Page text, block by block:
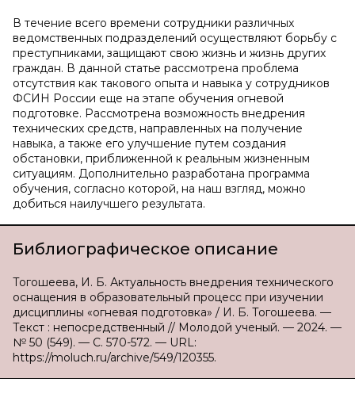
В течение всего времени сотрудники различных
ведомственных подразделений осуществляют борьбу с
преступниками, защищают свою жизнь и жизнь других
граждан. В данной статье рассмотрена проблема
отсутствия как такового опыта и навыка у сотрудников
ФСИН России еще на этапе обучения огневой
подготовке. Рассмотрена возможность внедрения
технических средств, направленных на получение
навыка, а также его улучшение путем создания
обстановки, приближенной к реальным жизненным
ситуациям. Дополнительно разработана программа
обучения, согласно которой, на наш взгляд, можно
добиться наилучшего результата.
Библиографическое описание
Тогошеева, И. Б. Актуальность внедрения технического
оснащения в образовательный процесс при изучении
дисциплины «огневая подготовка» / И. Б. Тогошеева. —
Текст : непосредственный // Молодой ученый. — 2024. —
№ 50 (549). — С. 570-572. — URL:
https://moluch.ru/archive/549/120355.